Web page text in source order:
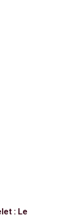
: Le